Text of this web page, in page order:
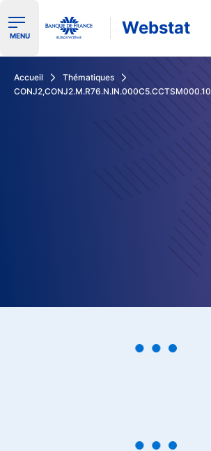
Ouvrir le menu de navigation
MENU Webstat
Accueil
Thématiques
CONJ2,CONJ2.M.R76.N.IN.000C5.CCTSM000.10